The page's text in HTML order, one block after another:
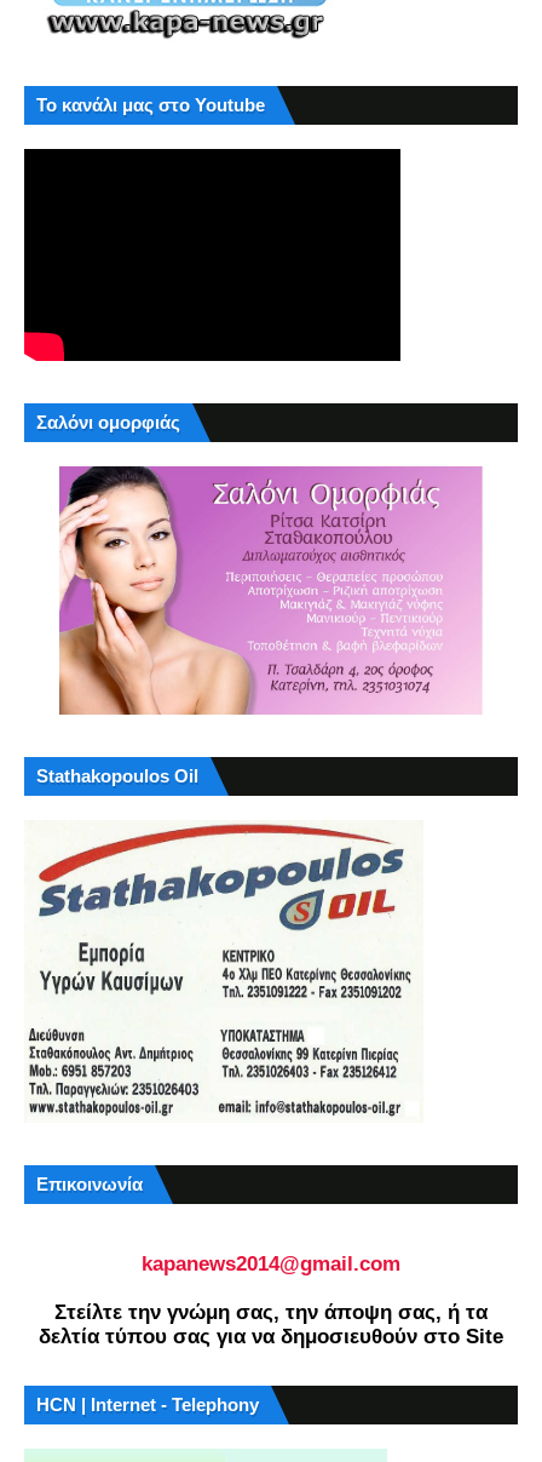
Το κανάλι μας στο Youtube
Σαλόνι ομορφιάς
Stathakopoulos Oil
Επικοινωνία
kapanews2014@gmail.com
Στείλτε την γνώμη σας, την άποψη σας, ή τα
δελτία τύπου σας για να δημοσιευθούν στο Site
HCN | Internet - Telephony